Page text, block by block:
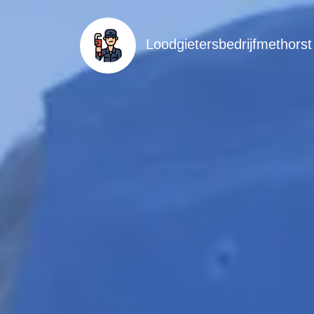
Loodgietersbedrijfmethorst